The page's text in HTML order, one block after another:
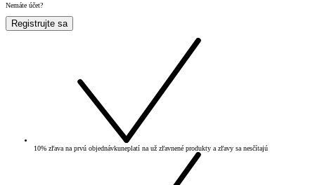
Nemáte účet?
Registrujte sa
10% zľava na prvú objednávkuneplatí na už zľavnené produkty a zľavy sa nesčítajú